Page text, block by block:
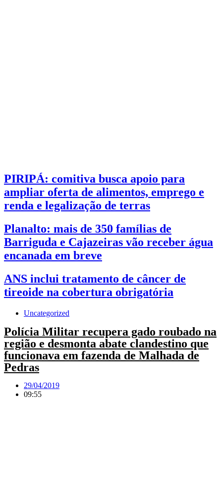
PIRIPÁ: comitiva busca apoio para
ampliar oferta de alimentos, emprego e
renda e legalização de terras
Planalto: mais de 350 famílias de
Barriguda e Cajazeiras vão receber água
encanada em breve
ANS inclui tratamento de câncer de
tireoide na cobertura obrigatória
Uncategorized
Polícia Militar recupera gado roubado na
região e desmonta abate clandestino que
funcionava em fazenda de Malhada de
Pedras
29/04/2019
09:55